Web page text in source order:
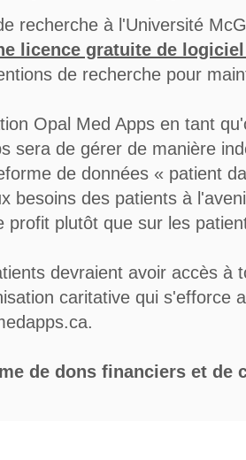
recherche à l'Université
licence gratuite de
de recherche pour
Opal Med Apps en tant
sera de gérer de manière
de données « patient
besoins des patients à
profit plutôt que sur les
devraient avoir accès à
caritative qui s'efforce
.
de dons financiers et de